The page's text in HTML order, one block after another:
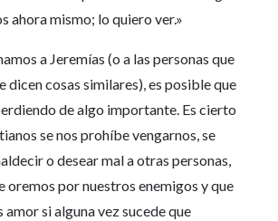
ahora mismo; lo quiero ver.»
a Jeremías (o a las personas que
dicen cosas similares), es posible que
de algo importante. Es cierto
se nos prohíbe vengarnos, se
o desear mal a otras personas,
oremos por nuestros enemigos y que
amor si alguna vez sucede que